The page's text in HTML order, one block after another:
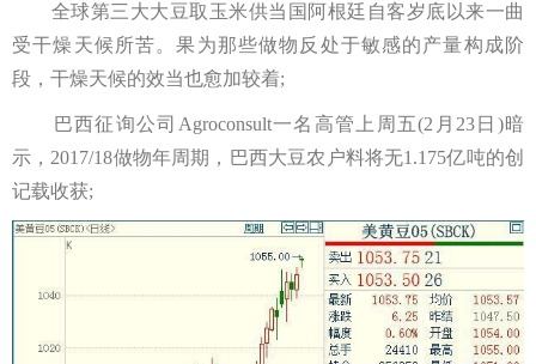
全球第三大大豆取玉米供当国阿根廷自客岁底以来一曲
受干燥天候所苦。果为那些做物反处于敏感的产量构成阶
段，干燥天候的效当也愈加较着;
巴西征询公司Agroconsult一名高管上周五(2月23日)暗
示，2017/18做物年周期，巴西大豆农户料将无1.175亿吨的创
记载收获;